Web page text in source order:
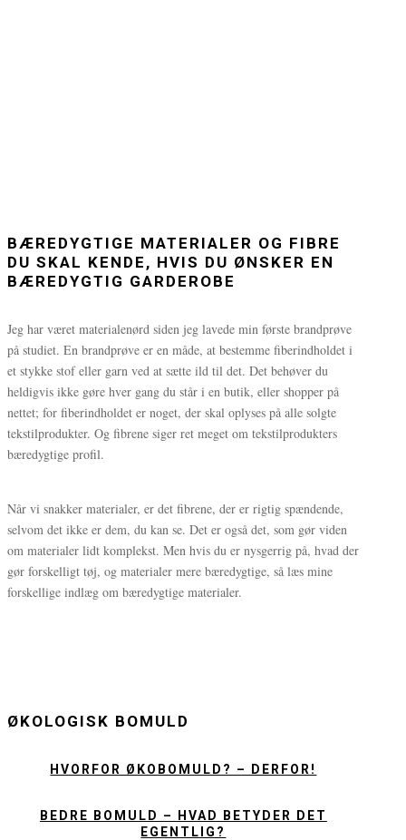
BÆREDYGTIGE MATERIALER OG FIBRE
DU SKAL KENDE, HVIS DU ØNSKER EN
BÆREDYGTIG GARDEROBE
Jeg har været materialenørd siden jeg lavede min første brandprøve
på studiet. En brandprøve er en måde, at bestemme fiberindholdet i
et stykke stof eller garn ved at sætte ild til det. Det behøver du
heldigvis ikke gøre hver gang du står i en butik, eller shopper på
nettet; for fiberindholdet er noget, der skal oplyses på alle solgte
tekstilprodukter. Og fibrene siger ret meget om tekstilprodukters
bæredygtige profil.
Når vi snakker materialer, er det fibrene, der er rigtig spændende,
selvom det ikke er dem, du kan se. Det er også det, som gør viden
om materialer lidt komplekst. Men hvis du er nysgerrig på, hvad der
gør forskelligt tøj, og materialer mere bæredygtige, så læs mine
forskellige indlæg om bæredygtige materialer.
ØKOLOGISK BOMULD
HVORFOR ØKOBOMULD? – DERFOR!
BEDRE BOMULD – HVAD BETYDER DET
EGENTLIG?